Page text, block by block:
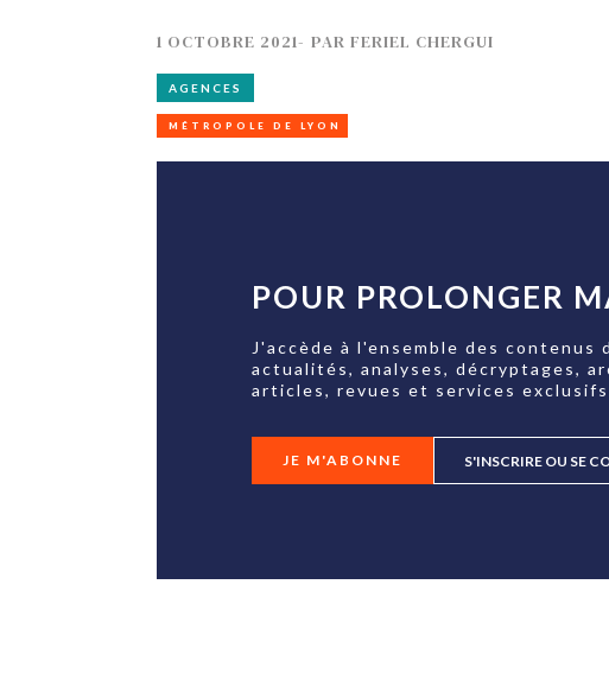
1 OCTOBRE 2021- PARFERIEL CHERGUI
AGENCES
MÉTROPOLE DE LYON
POUR PROLONGER
J'accède à l'ensemble des contenus
actualités, analyses, décryptages,
articles, revues et services
JE M'ABONNE S'INSCRIRE OU SE